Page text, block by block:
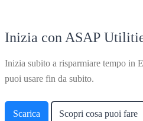
Inizia con ASAP
Inizia subito a risparmiare tempo in
puoi usare fin da subito.
Scarica Scopri cosa puoi fare